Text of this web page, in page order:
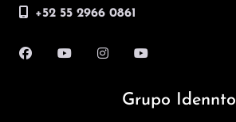
+52 55 2966 0861
Grupo Idennto